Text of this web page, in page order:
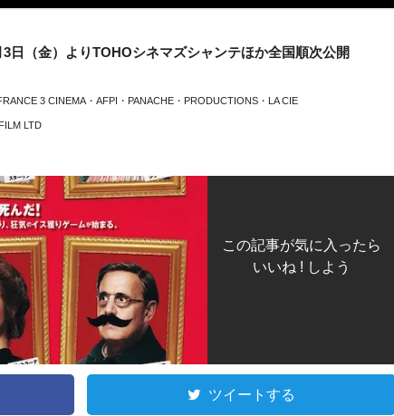
3日（金）よりTOHOシネマズシャンテほか全国順次公開
3 CINEMA・AFPI・PANACHE・ PRODUCTIONS・LA CIE
LTD
この記事が気に入ったら
いいね ! しよう
ツイートする